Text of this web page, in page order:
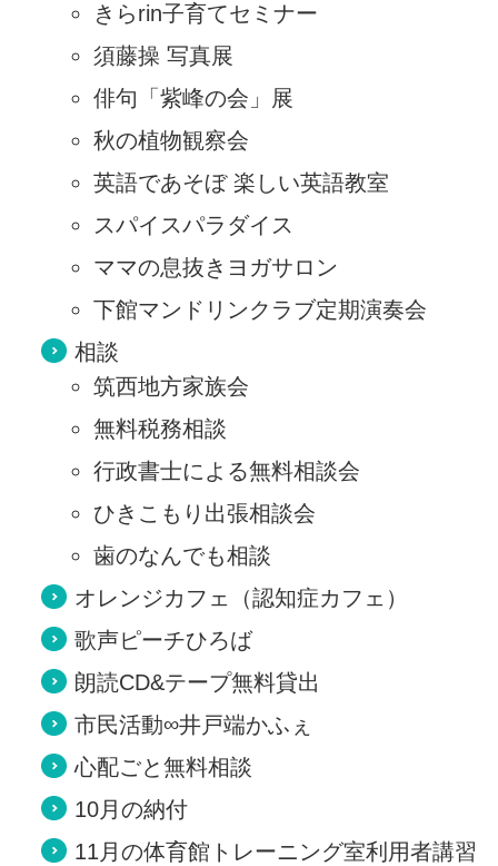
きらrin子育てセミナー
須藤操 写真展
俳句「紫峰の会」展
秋の植物観察会
英語であそぼ 楽しい英語教室
スパイスパラダイス
ママの息抜きヨガサロン
下館マンドリンクラブ定期演奏会
相談
筑西地方家族会
無料税務相談
行政書士による無料相談会
ひきこもり出張相談会
歯のなんでも相談
オレンジカフェ（認知症カフェ）
歌声ピーチひろば
朗読CD&テープ無料貸出
市民活動∞井戸端かふぇ
心配ごと無料相談
10月の納付
11月の体育館トレーニング室利用者講習